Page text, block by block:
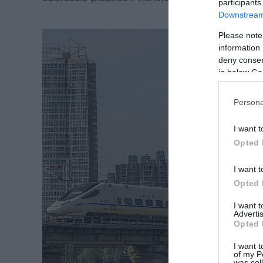
Please
information
deny
in below
I want
Opted
I want
Opted
I want
Opted
I want
of my